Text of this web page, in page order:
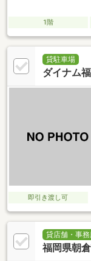
1階
貸駐車場
ダイナム
即引き渡し可
貸店舗・事
福岡県朝